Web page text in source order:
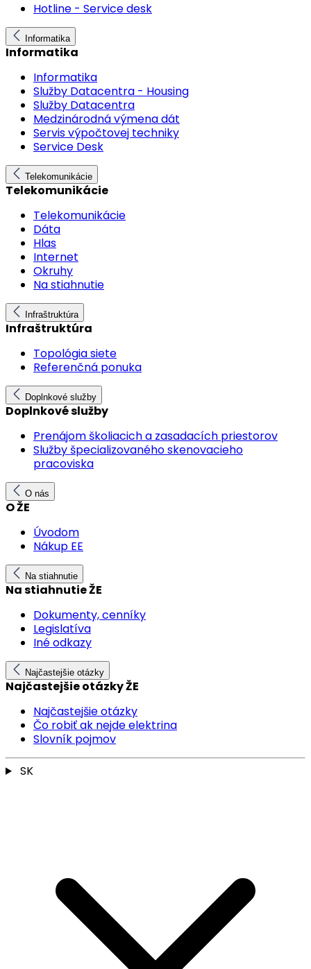
Hotline - Service desk
Informatika
Informatika
Informatika
Služby Datacentra - Housing
Služby Datacentra
Medzinárodná výmena dát
Servis výpočtovej techniky
Service Desk
Telekomunikácie
Telekomunikácie
Telekomunikácie
Dáta
Hlas
Internet
Okruhy
Na stiahnutie
Infraštruktúra
Infraštruktúra
Topológia siete
Referenčná ponuka
Doplnkové služby
Doplnkové služby
Prenájom školiacich a zasadacích priestorov
Služby špecializovaného skenovacieho
pracoviska
O nás
O ŽE
Úvodom
Nákup EE
Na stiahnutie
Na stiahnutie ŽE
Dokumenty, cenníky
Legislatíva
Iné odkazy
Najčastejšie otázky
Najčastejšie otázky ŽE
Najčastejšie otázky
Čo robiť ak nejde elektrina
Slovník pojmov
SK